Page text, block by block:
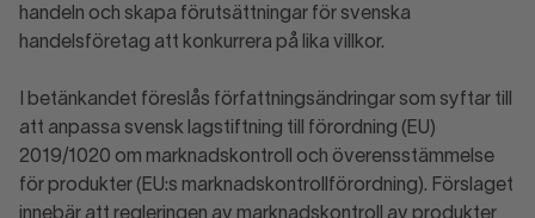
handeln och skapa förutsättningar för svenska
handelsföretag att konkurrera på lika villkor.
I betänkandet föreslås författningsändringar som syftar till
att anpassa svensk lagstiftning till förordning (EU)
2019/1020 om marknadskontroll och överensstämmelse
för produkter (EU:s marknadskontrollförordning). Förslaget
innebär att regleringen av marknadskontroll av produkter